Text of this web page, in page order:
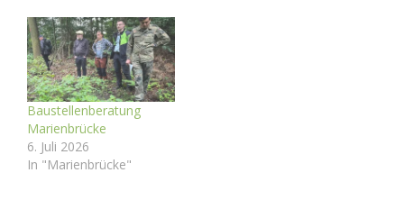
Teilprojekt des ISEK-
Leitprojektes „Grünstadt
entwickeln“ enthält als
projekttragendes Thema
die „Touristische
Entwicklungskonzeption
Stadtwald“ mit dem Kern
„Entdeckerwald“ prägt
als Bestandteil die
Baustellenberatung
Marienbrücke
6. Juli 2026
In "Marienbrücke"